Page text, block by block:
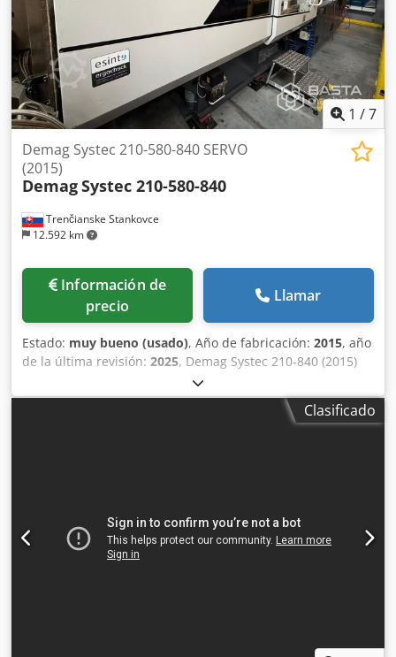
1 /7
Trenčianske Stankovce
12.592 km
Demag Systec 210-580-840 SERVO
(2015)
DemagSystec 210-580-840
Información de
precio
Llamar
Estado: muy bueno (usado), Año de fabricación: 2015, año
de la última revisión: 2025, Demag Systec 210-840 (2015)
SERVO Csdpszbg Ezjfx Al Tjrf Fabricante: Sumitomo SHI
DEMAG Tipo de máquina: Systec 210/580-840 Fuerza de
cierre [kN]: 2100 Volumen de inyección [cm³]: 358
fabricación: 2015 Dimensiones de la máquina
(largo/ancho/alto) [mm]: 6022 / 1556 / 2090 Sistema de
control y versión del software: NC3 Peso máximo del
Clasificado